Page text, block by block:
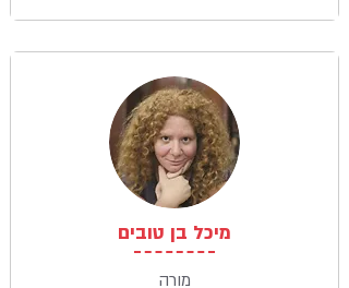
מיכל בן טובים
מורה